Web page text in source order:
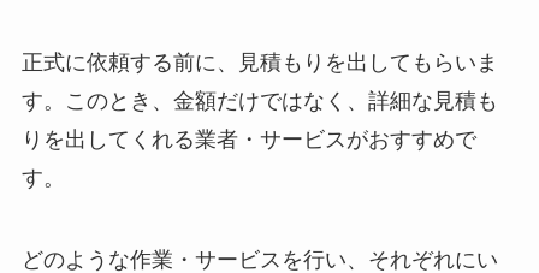
正式に依頼する前に、見積もりを出してもらいま
す。このとき、金額だけではなく、詳細な見積も
りを出してくれる業者・サービスがおすすめで
す。
どのような作業・サービスを行い、それぞれにい